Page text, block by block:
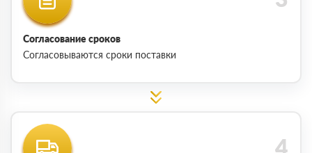
Согласование сроков
Согласовываются сроки поставки